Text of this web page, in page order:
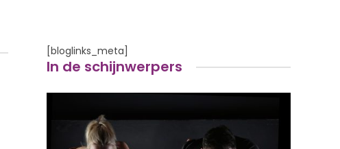
[bloglinks_meta]
In de schijnwerpers